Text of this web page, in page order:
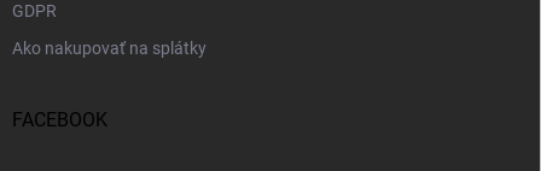
GDPR
Ako nakupovať na splátky
FACEBOOK